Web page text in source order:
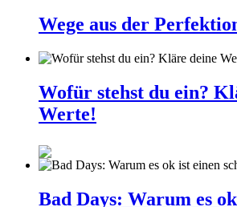
Wege aus der
Wofür stehst du ein?
Werte!
Bad Days: Warum es